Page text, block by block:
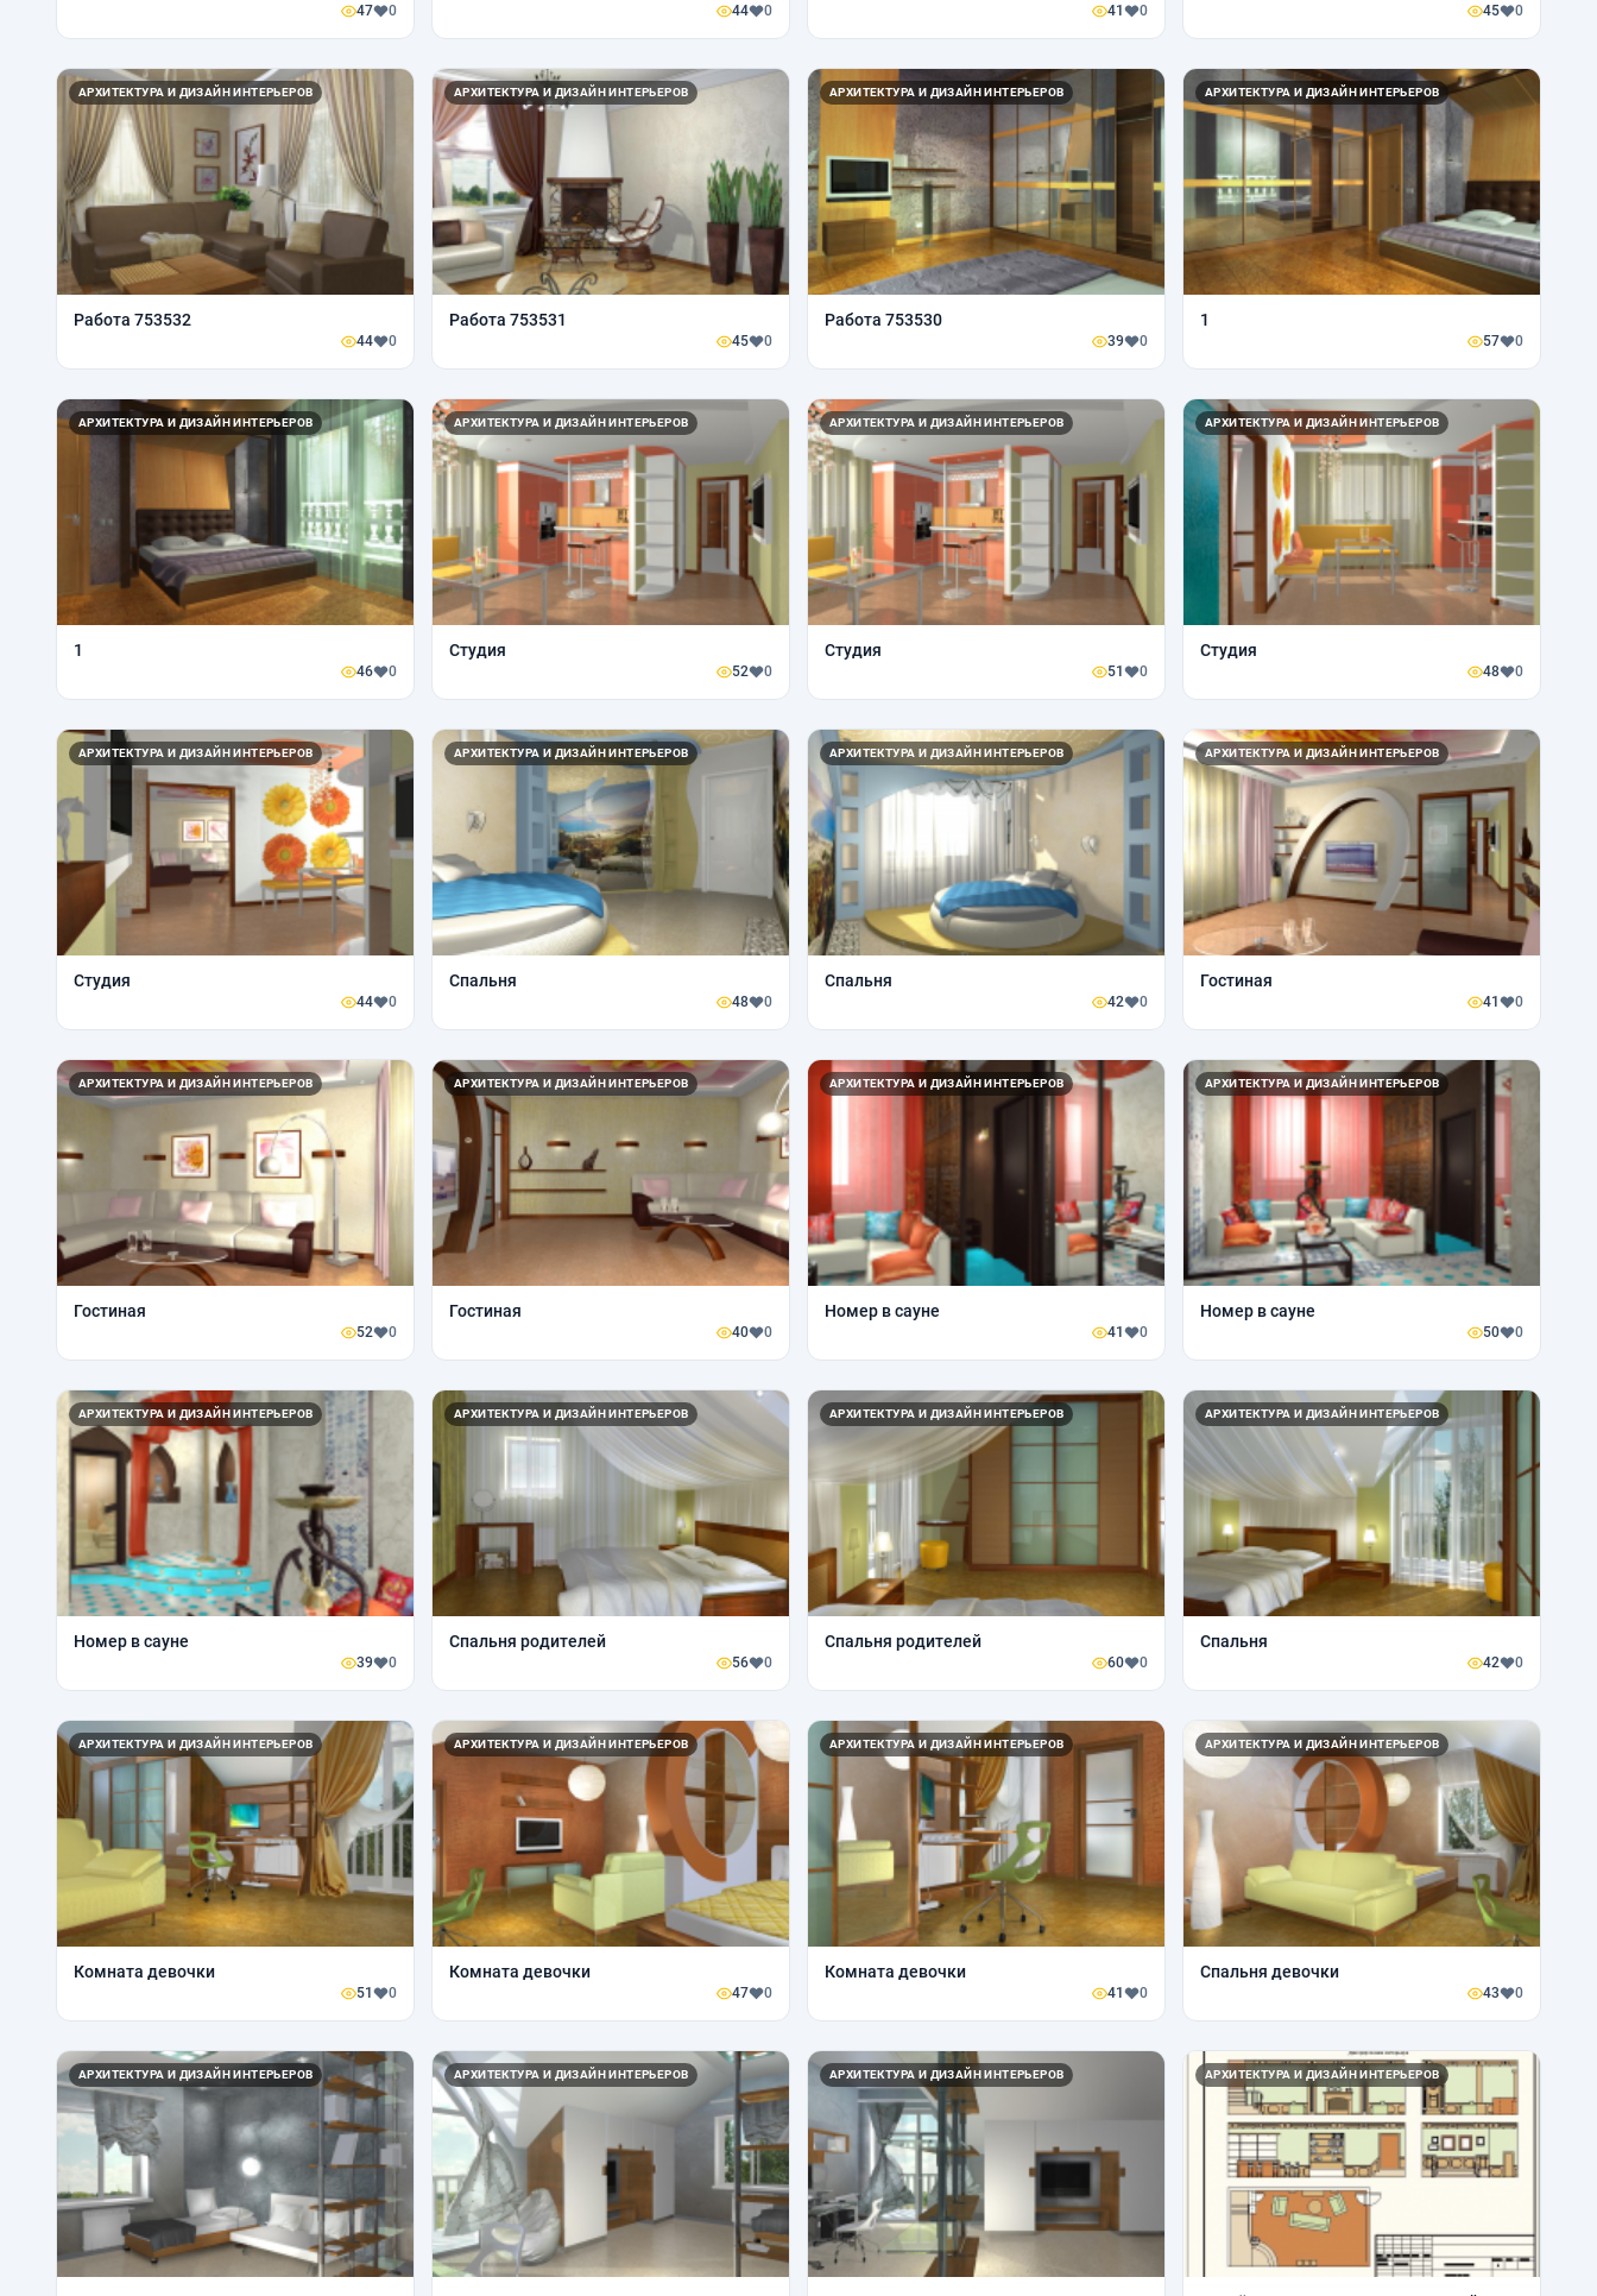
47 0 44 0 41 0 45 0
АРХИТЕКТУРА И ДИЗАЙН ИНТЕРЬЕРОВ
Работа 753532
44 0
АРХИТЕКТУРА И ДИЗАЙН ИНТЕРЬЕРОВ
Работа 753531
45 0
АРХИТЕКТУРА И ДИЗАЙН ИНТЕРЬЕРОВ
Работа 753530
39 0
АРХИТЕКТУРА И ДИЗАЙН ИНТЕРЬЕРОВ
1
57 0
АРХИТЕКТУРА И ДИЗАЙН ИНТЕРЬЕРОВ
1
46 0
АРХИТЕКТУРА И ДИЗАЙН ИНТЕРЬЕРОВ
Студия
52 0
АРХИТЕКТУРА И ДИЗАЙН ИНТЕРЬЕРОВ
Студия
51 0
АРХИТЕКТУРА И ДИЗАЙН ИНТЕРЬЕРОВ
Студия
48 0
АРХИТЕКТУРА И ДИЗАЙН ИНТЕРЬЕРОВ
Студия
44 0
АРХИТЕКТУРА И ДИЗАЙН ИНТЕРЬЕРОВ
Спальня
48 0
АРХИТЕКТУРА И ДИЗАЙН ИНТЕРЬЕРОВ
Спальня
42 0
АРХИТЕКТУРА И ДИЗАЙН ИНТЕРЬЕРОВ
Гостиная
41 0
АРХИТЕКТУРА И ДИЗАЙН ИНТЕРЬЕРОВ
Гостиная
52 0
АРХИТЕКТУРА И ДИЗАЙН ИНТЕРЬЕРОВ
Гостиная
40 0
АРХИТЕКТУРА И ДИЗАЙН ИНТЕРЬЕРОВ
Номер в сауне
41 0
АРХИТЕКТУРА И ДИЗАЙН ИНТЕРЬЕРОВ
Номер в сауне
50 0
АРХИТЕКТУРА И ДИЗАЙН ИНТЕРЬЕРОВ
Номер в сауне
39 0
АРХИТЕКТУРА И ДИЗАЙН ИНТЕРЬЕРОВ
Спальня родителей
56 0
АРХИТЕКТУРА И ДИЗАЙН ИНТЕРЬЕРОВ
Спальня родителей
60 0
АРХИТЕКТУРА И ДИЗАЙН ИНТЕРЬЕРОВ
Спальня
42 0
АРХИТЕКТУРА И ДИЗАЙН ИНТЕРЬЕРОВ
Комната девочки
51 0
АРХИТЕКТУРА И ДИЗАЙН ИНТЕРЬЕРОВ
Комната девочки
47 0
АРХИТЕКТУРА И ДИЗАЙН ИНТЕРЬЕРОВ
Комната девочки
41 0
АРХИТЕКТУРА И ДИЗАЙН ИНТЕРЬЕРОВ
Спальня девочки
43 0
АРХИТЕКТУРА И ДИЗАЙН ИНТЕРЬЕРОВ АРХИТЕКТУРА И ДИЗАЙН ИНТЕРЬЕРОВ АРХИТЕКТУРА И ДИЗАЙН ИНТЕРЬЕРОВ АРХИТЕКТУРА И ДИЗАЙН ИНТЕРЬЕРОВ